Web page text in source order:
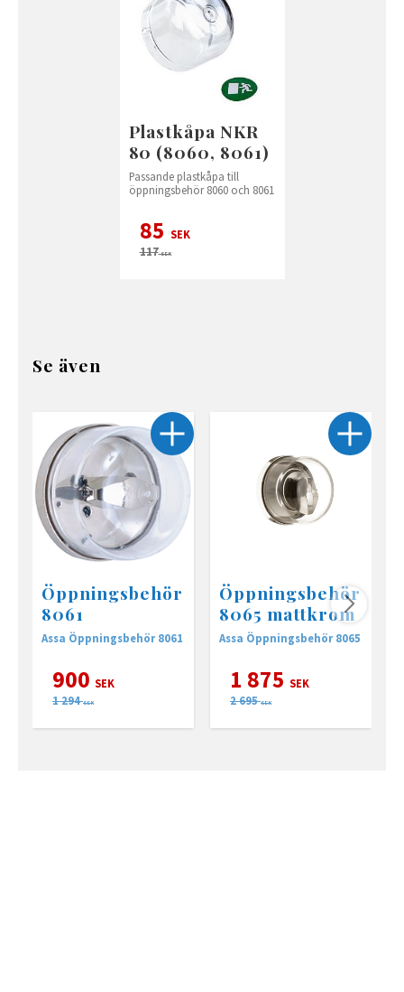
Plastkåpa NKR
80 (8060, 8061)
Passande plastkåpa till
öppningsbehör 8060 och 8061
85 SEK
117SEK
Se även
Öppningsbehör
8061
Assa Öppningsbehör 8061
900 SEK
1 294 SEK
Öppningsbehör
8065 mattkrom
Assa Öppningsbehör 8065
1 875 SEK
2 695 SEK